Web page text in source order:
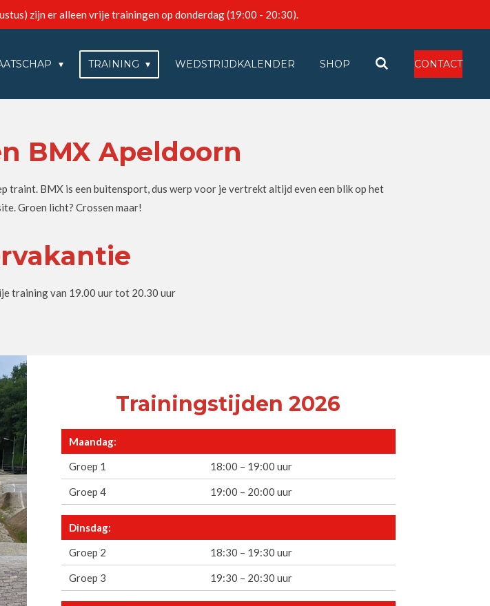
zijn er alleen vrije trainingen op donderdag (19:00 - 20:30).
TRAINING WEDSTRIJDKALENDER SHOP CONTACT
BMX Apeldoorn
traint. BMX is een buitensport, dus werp voor je vertrekt altijd even een blik op het
Groen licht? Crossen maar!
training van 19.00 uur tot 20.30 uur
Trainingstijden 2026
Maandag:
Groep 1
18:00 – 19:00 uur
Groep 4 19:00 – 20:00 uur
Dinsdag:
Groep 2
18:30 – 19:30 uur
Groep 3 19:30 – 20:30 uur